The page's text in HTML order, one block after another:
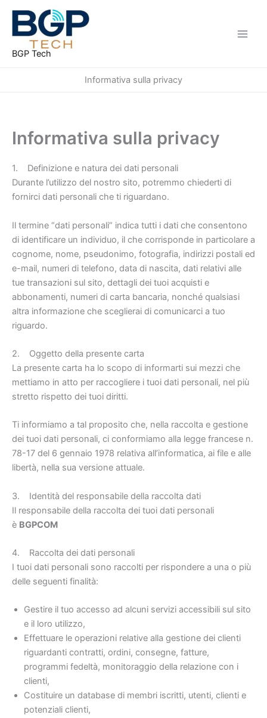
contenuto
BGP Tech
Informativa sulla privacy
Informativa sulla privacy
1. Definizione e natura dei dati personali
Durante l’utilizzo del nostro sito, potremmo chiederti di
fornirci dati personali che ti riguardano.
Il termine “dati personali” indica tutti i dati che consentono
di identificare un individuo, il che corrisponde in particolare a
cognome, nome, pseudonimo, fotografia, indirizzi postali ed
e-mail, numeri di telefono, data di nascita, dati relativi alle
tue transazioni sul sito, dettagli dei tuoi acquisti e
abbonamenti, numeri di carta bancaria, nonché qualsiasi
altra informazione che sceglierai di comunicarci a tuo
riguardo.
2. Oggetto della presente carta
La presente carta ha lo scopo di informarti sui mezzi che
mettiamo in atto per raccogliere i tuoi dati personali, nel più
stretto rispetto dei tuoi diritti.
Ti informiamo a tal proposito che, nella raccolta e gestione
dei tuoi dati personali, ci conformiamo alla legge francese n.
78-17 del 6 gennaio 1978 relativa all’informatica, ai file e alle
libertà, nella sua versione attuale.
3. Identità del responsabile della raccolta dati
Il responsabile della raccolta dei tuoi dati personali
è BGPCOM
4. Raccolta dei dati personali
I tuoi dati personali sono raccolti per rispondere a una o più
delle seguenti finalità:
Gestire il tuo accesso ad alcuni servizi accessibili sul sito
e il loro utilizzo,
Effettuare le operazioni relative alla gestione dei clienti
riguardanti contratti, ordini, consegne, fatture,
programmi fedeltà, monitoraggio della relazione con i
clienti,
Costituire un database di membri iscritti, utenti, clienti e
potenziali clienti,